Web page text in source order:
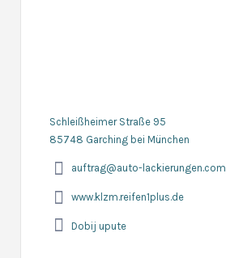
Schleißheimer Straße 95
85748 Garching bei München
auftrag@auto-lackierungen.com
www.klzm.reifen1plus.de
Dobij upute